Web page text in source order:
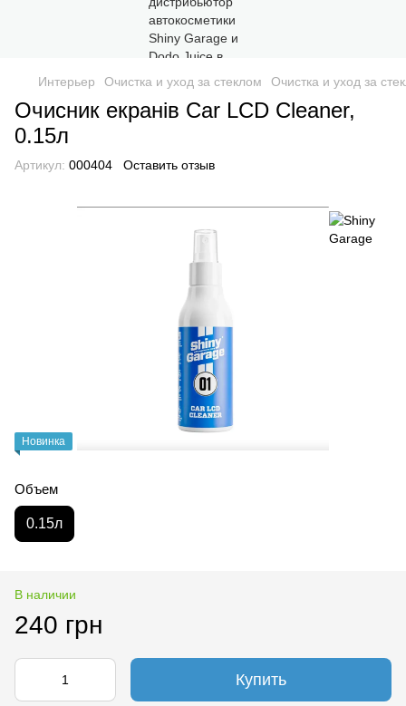
Интерьер Очистка и уход за стеклом Очистка и уход за
Очисник екранів Car LCD Cleaner,
0.15л
Артикул: 000404 Оставить отзыв
Новинка
Объем
0.15л
В наличии
240 грн
Купить